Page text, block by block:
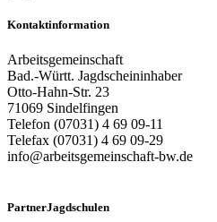
Kontaktinformation
Arbeitsgemeinschaft
Bad.-Württ. Jagdscheininhaber
Otto-Hahn-Str. 23
71069 Sindelfingen
Telefon (07031) 4 69 09-11
Telefax (07031) 4 69 09-29
info@arbeitsgemeinschaft-bw.de
PartnerJagdschulen